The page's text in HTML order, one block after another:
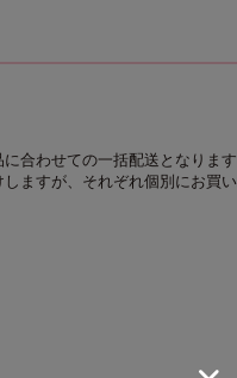
合わせての一括配送となります
ますが、それぞれ個別にお買い